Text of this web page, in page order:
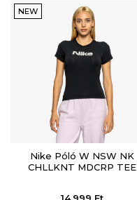
NEW
Nike Póló W NSW NK
CHLLKNT MDCRP TEE